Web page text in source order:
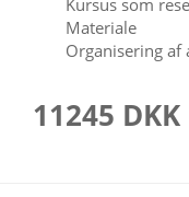
Materiale
Organisering
11245 DKK